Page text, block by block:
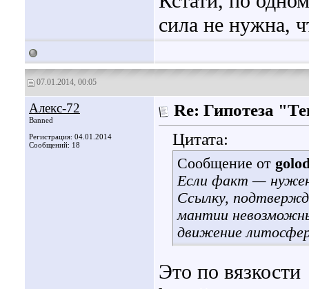
сила не нужна,
07.01.2014, 00:05
Алекс-72
Banned
Регистрация: 04.01.2014
Сообщений: 18
Re: Гипотеза
Цитата:
Сообщение от
Если факт —
Ссылку,
мантии
движение
Это по вязкости